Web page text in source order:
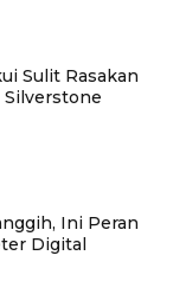
Sulit Rasakan
Silverstone
Ini Peran
Digital